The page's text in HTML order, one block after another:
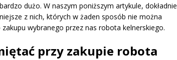
dużo. W naszym poniższym artykule, dokładnie
z nich, których w żaden sposób nie można
wybranego przez nas robota kelnerskiego.
przy zakupie robota